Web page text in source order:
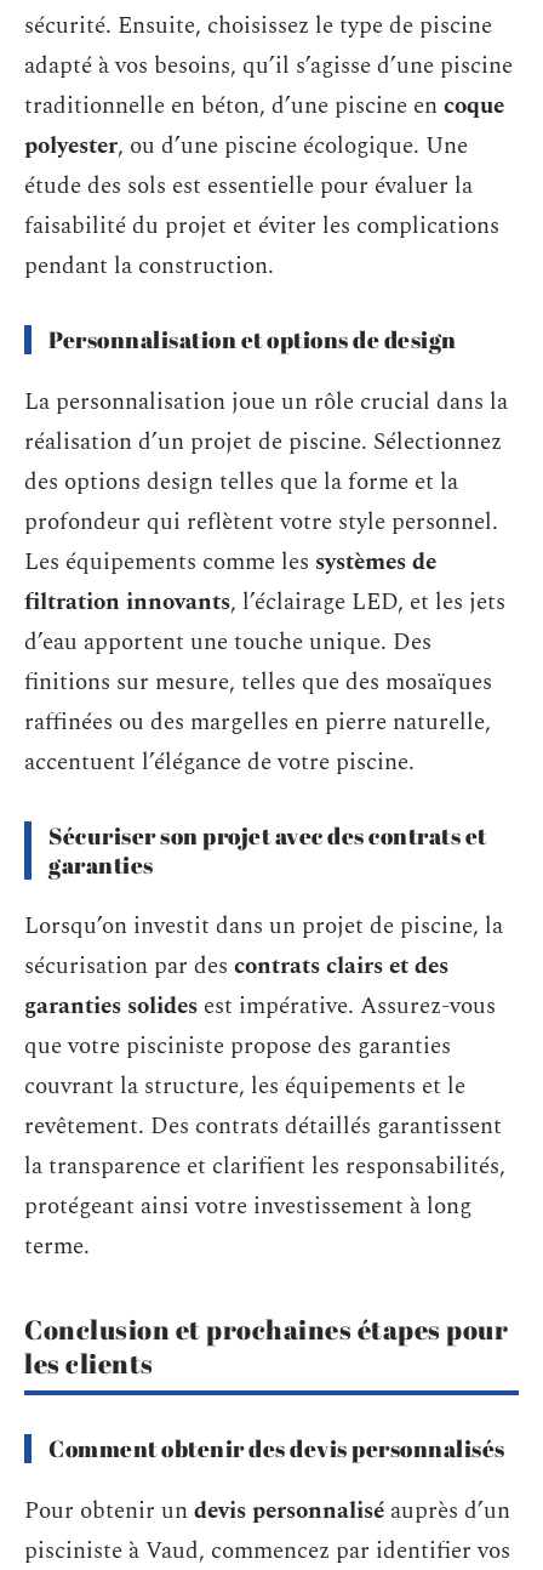
sécurité. Ensuite, choisissez le type de piscine
adapté à vos besoins, qu’il s’agisse d’une piscine
traditionnelle en béton, d’une piscine encoque
polyester, ou d’une piscine écologique. Une
étude des sols est essentielle pour évaluer la
faisabilité du projet et éviter les complications
pendant la construction.
Personnalisation et options de design
La personnalisation joue un rôle crucial dans la
réalisation d’un projet de piscine. Sélectionnez
des options design telles que la forme et la
profondeur qui reflètent votre style personnel.
Les équipements comme les systèmes de
filtration innovants, l’éclairage LED, et les jets
d’eau apportent une touche unique. Des
finitions sur mesure, telles que des mosaïques
raffinées ou des margelles en pierre naturelle,
accentuent l’élégance de votre piscine.
Sécuriser son projet avec des contrats et
garanties
Lorsqu’on investit dans un projet de piscine, la
sécurisation par des contrats clairs et des
garanties solides est impérative. Assurez-vous
que votre pisciniste propose des garanties
couvrant la structure, les équipements et le
revêtement. Des contrats détaillés garantissent
la transparence et clarifient les responsabilités,
protégeant ainsi votre investissement à long
terme.
Conclusion et prochaines étapes pour
les clients
Comment obtenir des devis personnalisés
Pour obtenir undevis personnalisé auprès d’un
pisciniste à Vaud, commencez par identifier vos